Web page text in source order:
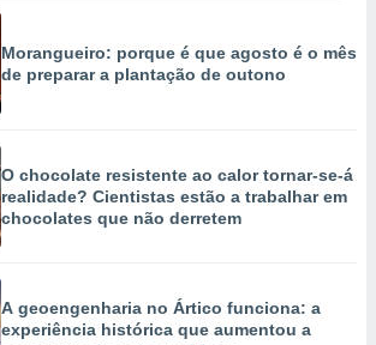
Morangueiro: porque é que agosto é o mês
de preparar a plantação de outono
O chocolate resistente ao calor tornar-se-á
realidade? Cientistas estão a trabalhar em
chocolates que não derretem
A geoengenharia no Ártico funciona: a
experiência histórica que aumentou a